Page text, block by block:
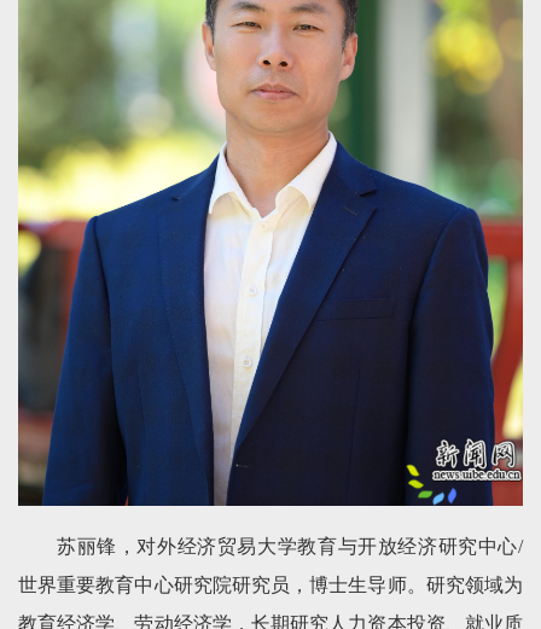
苏丽锋，对外经济贸易大学教育与开放经济研究中心/
世界重要教育中心研究院研究员，博士生导师。研究领域为
教育经济学、劳动经济学，长期研究人力资本投资、就业质